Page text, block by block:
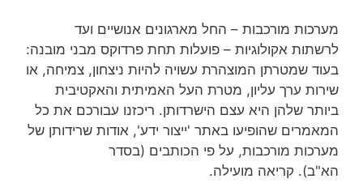
מערכות מורכבות – החל מארגונים אנושיים ועד
לרשתות אקולוגיות – פועלות תחת פרדוקס מבני מובנה:
בעוד שמטרתן המוצהרת עשויה להיות ניצחון, צמיחה, או
שירות ערך עליון, מטרת העל האמיתית והאקטיבית
ביותר שלהן היא עצם הישרדותן. ריכזנו עבורכם את כל
המאמרים שהופיעו באתר 'ייצור ידע', אודות שרידותן של
מערכות מורכבות, על פי הכותבים (בסדר
הא"ב). קריאה מועילה.